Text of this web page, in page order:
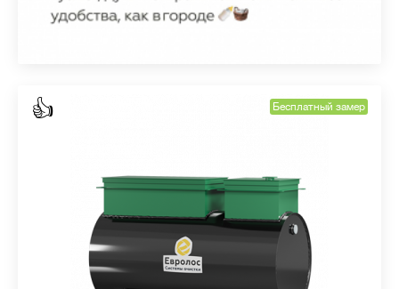
👍 Бесплатный замер